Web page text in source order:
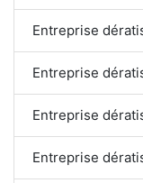
Entreprise
Entreprise
Entreprise
Entreprise